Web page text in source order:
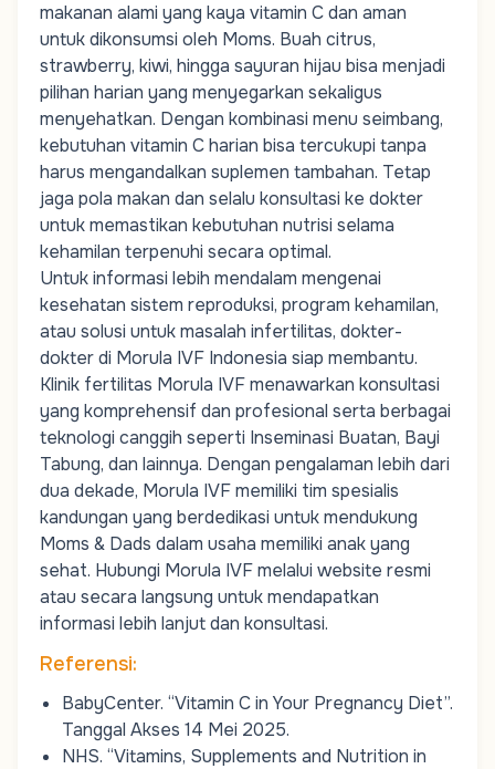
makanan alami yang kaya vitamin C dan aman
untuk dikonsumsi oleh Moms. Buah citrus,
strawberry, kiwi, hingga sayuran hijau bisa menjadi
pilihan harian yang menyegarkan sekaligus
menyehatkan. Dengan kombinasi menu seimbang,
kebutuhan vitamin C harian bisa tercukupi tanpa
harus mengandalkan suplemen tambahan. Tetap
jaga pola makan dan selalu konsultasi ke dokter
untuk memastikan kebutuhan nutrisi selama
kehamilan terpenuhi secara optimal.
Untukinformasi lebih mendalam mengenai
kesehatan sistem reproduksi, program kehamilan,
atau solusi untukmasalah infertilitas, dokter-
dokterdi Morula IVF Indonesia siap membantu.
Klinik fertilitas Morula IVFmenawarkan konsultasi
yang komprehensif dan profesional serta berbagai
teknologi canggih seperti Inseminasi Buatan, Bayi
Tabung, dan lainnya. Dengan pengalaman lebih dari
dua dekade, Morula IVFmemiliki tim spesialis
kandungan yang berdedikasi untukmendukung
Moms & Dads dalam usaha memiliki anakyang
sehat. Hubungi Morula IVFmelalui website resmi
atau secara langsung untukmendapatkan
informasi lebih lanjutdan konsultasi.
Referensi:
BabyCenter. “Vitamin C in Your Pregnancy Diet”.
Tanggal Akses 14 Mei 2025.
NHS. “Vitamins, Supplements and Nutrition in